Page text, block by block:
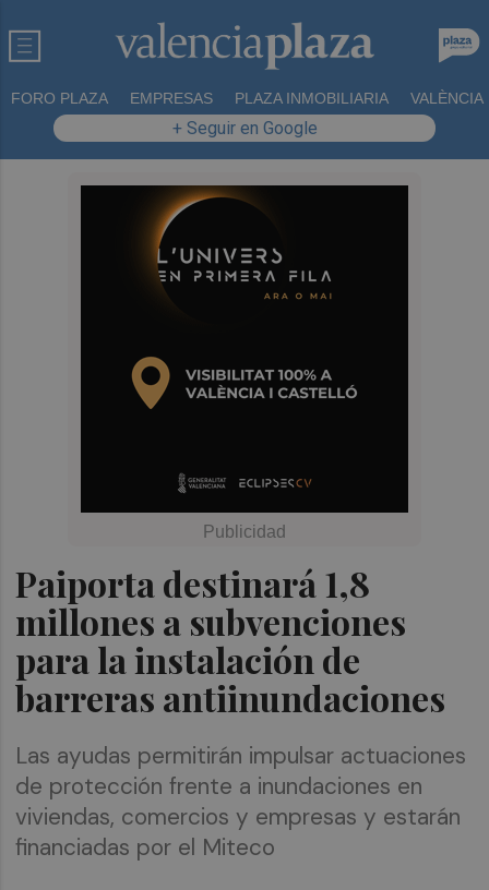
FORO PLAZA EMPRESAS PLAZA INMOBILIARIA VALÈNCIA
+ Seguir en Google
Paiporta destinará 1,8
millones a subvenciones
para la instalación de
barreras antiinundaciones
Las ayudas permitirán impulsar actuaciones
de protección frente a inundaciones en
viviendas, comercios y empresas y estarán
financiadas por el Miteco